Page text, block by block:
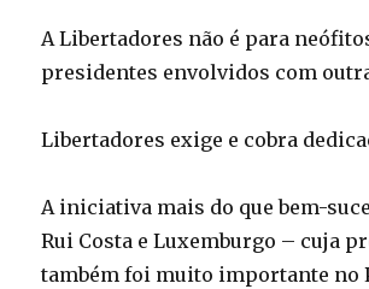
A Libertadores não é para
presidentes envolvidos com
Libertadores exige e cobra
A iniciativa mais do que bem-
Rui Costa e Luxemburgo – cuja
também foi muito importante no